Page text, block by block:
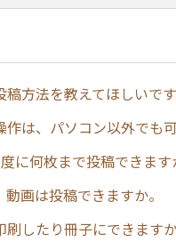
方法を教えてほしいです
は、パソコン以外でも
に何枚まで投稿できます
画は投稿できますか。
したり冊子にできますか